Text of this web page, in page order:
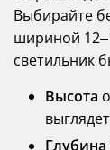
Выбирайте
шириной
светильник
Высота
Глубина